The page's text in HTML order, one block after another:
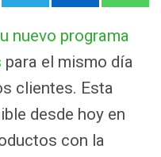
nuevo programa
para el mismo día
clientes. Esta
desde hoy en
con la